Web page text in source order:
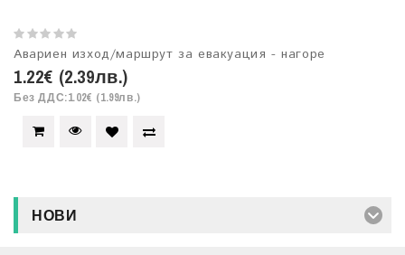
Авариен изход/маршрут за евакуация - нагоре
1.22€ (2.39лв.)
Без ДДС:1.02€ (1.99лв.)
НОВИ